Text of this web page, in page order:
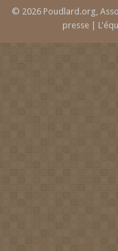
© 2026 Poudlard.org,
presse |